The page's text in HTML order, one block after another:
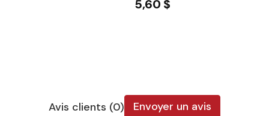
5,60 $
Avis clients (0) Envoyer un avis